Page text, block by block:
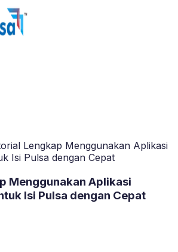
Lengkap Menggunakan Aplikasi
Isi Pulsa dengan Cepat
Menggunakan Aplikasi
Isi Pulsa dengan Cepat